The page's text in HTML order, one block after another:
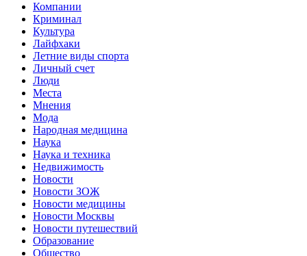
Компании
Криминал
Культура
Лайфхаки
Летние виды спорта
Личный счет
Люди
Места
Мнения
Мода
Народная медицина
Наука
Наука и техника
Недвижимость
Новости
Новости ЗОЖ
Новости медицины
Новости Москвы
Новости путешествий
Образование
Общество